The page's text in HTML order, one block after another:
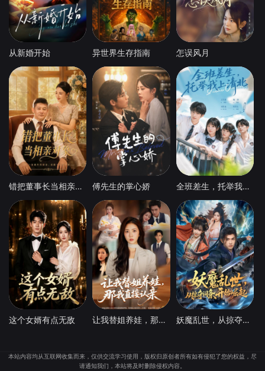
从新婚开始 异世界生存指南 怎误风月
错把董事长当相亲对象 傅先生的掌心娇 全班差生，托举我上清北
这个女婿有点无敌 让我替姐养娃，那我直接认亲 妖魔乱世，从掠夺词条开始崛起
本站内容均从互联网收集而来，仅供交流学习使用，版权归原创者所有如有侵犯了您的权益，尽
请通知我们，本站将及时删除侵权内容。